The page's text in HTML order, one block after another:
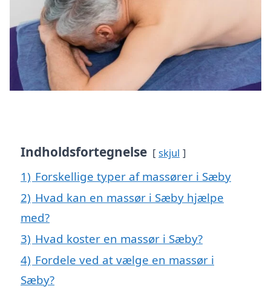
Indholdsfortegnelse skjul
1) Forskellige typer af massører i Sæby
2) Hvad kan en massør i Sæby hjælpe
med?
3) Hvad koster en massør i Sæby?
4) Fordele ved at vælge en massør i
Sæby?